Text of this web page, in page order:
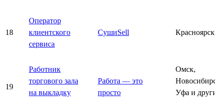
18
Оператор
клиентского
сервиса
СушиSell Красноярск
19
Работник
торгового зала
на выкладку
Работа — это
просто
Омск,
Уфа и